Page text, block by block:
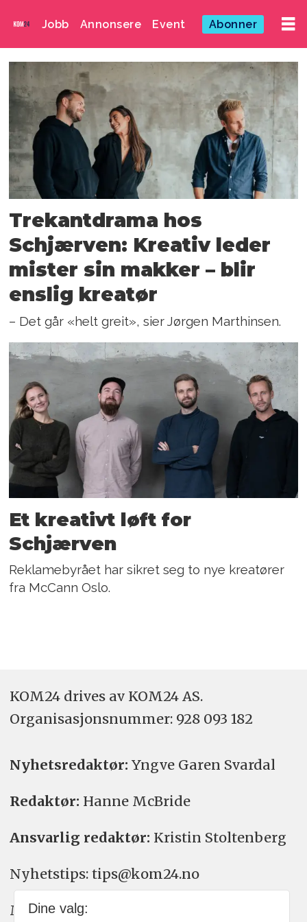
Jobb Annonsere Event Abonner
Emne:
caroline
macri
Trekantdrama hos
Schjærven: Kreativ leder
mister sin makker – blir
enslig kreatør
– Det går «helt greit», sier Jørgen Marthinsen.
Et kreativt løft for
Schjærven
Reklamebyrået har sikret seg to nye kreatører
fra McCann Oslo.
KOM24 drives av KOM24 AS.
Organisasjons­nummer: 928 093 182
Nyhetsredaktør: Yngve Garen Svardal
Redaktør: Hanne McBride
Ansvarlig redaktør: Kristin Stoltenberg
Nyhetstips: tips@kom24.no
Meninger: meninger@kom24.no
Dine valg: